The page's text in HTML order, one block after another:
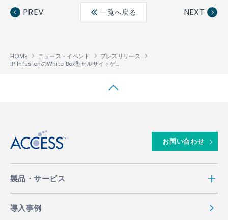
ebo ter
edin
PREV 一覧へ戻る NEXT
HOME ニュース・イベント
プレスリリース
IP InfusionのWhite Box型セルサイトゲートウェイソリューションが、Comsol NetworksのTIP Community Labトライアルにて検証完了
お問い合わせ
製品・サービス
導入事例